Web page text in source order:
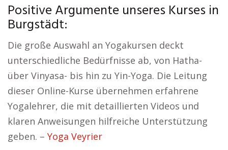
Positive Argumente unseres Kurses in
Burgstädt:
Die große Auswahl an Yogakursen deckt
unterschiedliche Bedürfnisse ab, von Hatha-
über Vinyasa- bis hin zu Yin-Yoga. Die Leitung
dieser Online-Kurse übernehmen erfahrene
Yogalehrer, die mit detaillierten Videos und
klaren Anweisungen hilfreiche Unterstützung
geben. – Yoga Veyrier